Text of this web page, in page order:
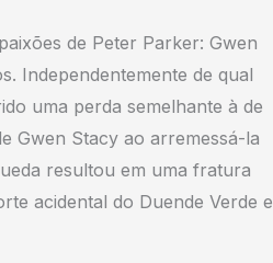
de Peter Parker: Gwen
Independentemente de qual
uma perda semelhante à de
Gwen Stacy ao arremessá-la
resultou em uma fratura
acidental do Duende Verde e